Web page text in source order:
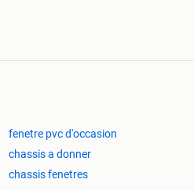
fenetre pvc d'occasion
chassis a donner
chassis fenetres